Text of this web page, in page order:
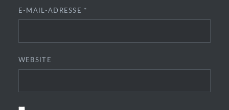
E-MAIL-ADRESSE *
WEBSITE